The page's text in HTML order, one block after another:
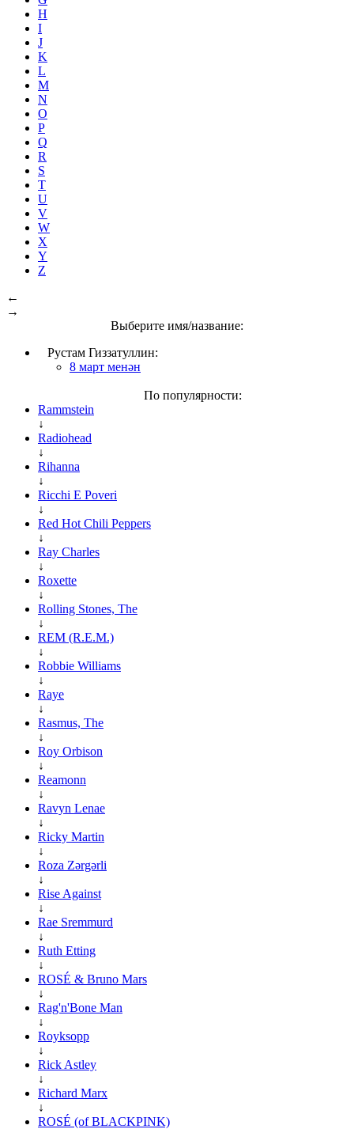
H
I
J
K
L
M
N
O
P
Q
R
S
T
U
V
W
X
Y
Z
←
→
Выберите имя/название:
Рустам Гиззатуллин:
8 март менән
По популярности:
Rammstein
↓
Radiohead
↓
Rihanna
↓
Ricchi E Poveri
↓
Red Hot Chili Peppers
↓
Ray Charles
↓
Roxette
↓
Rolling Stones, The
↓
REM (R.E.M.)
↓
Robbie Williams
↓
Raye
↓
Rasmus, The
↓
Roy Orbison
↓
Reamonn
↓
Ravyn Lenae
↓
Ricky Martin
↓
Roza Zərgərli
↓
Rise Against
↓
Rae Sremmurd
↓
Ruth Etting
↓
ROSÉ & Bruno Mars
↓
Rag'n'Bone Man
↓
Royksopp
↓
Rick Astley
↓
Richard Marx
↓
ROSÉ (of BLACKPINK)